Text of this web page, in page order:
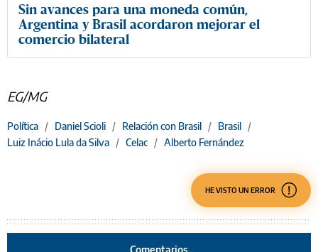
Sin avances para una moneda común,
Argentina y Brasil acordaron mejorar el
comercio bilateral
EG/MG
Política / Daniel Scioli / Relación con Brasil / Brasil /
Luiz Inácio Lula da Silva / Celac / Alberto Fernández
HE VISTO UN ERROR